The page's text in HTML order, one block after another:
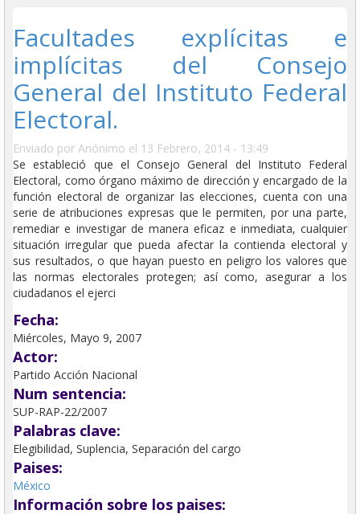
Facultades explícitas e
implícitas del Consejo
General del Instituto Federal
Electoral.
Enviado por Anónimo el 13 Febrero, 2014 - 13:49
Se estableció que el Consejo General del Instituto Federal
Electoral, como órgano máximo de dirección y encargado de la
función electoral de organizar las elecciones, cuenta con una
serie de atribuciones expresas que le permiten, por una parte,
remediar e investigar de manera eficaz e inmediata, cualquier
situación irregular que pueda afectar la contienda electoral y
sus resultados, o que hayan puesto en peligro los valores que
las normas electorales protegen; así como, asegurar a los
ciudadanos el ejerci
Fecha:
Miércoles, Mayo 9, 2007
Actor:
Partido Acción Nacional
Num sentencia:
SUP-RAP-22/2007
Palabras clave:
Elegibilidad, Suplencia, Separación del cargo
Paises:
México
Información sobre los paises: